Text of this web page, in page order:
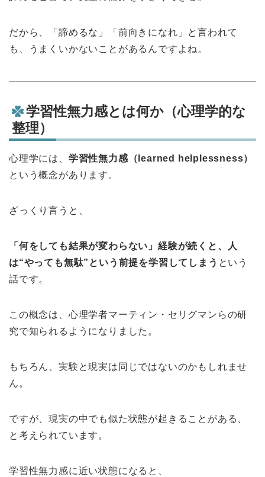
だから、「諦めるな」「前向きになれ」と言われて
も、うまくいかないことがあるんですよね。
学習性無力感とは何か（心理学的な
整理）
心理学には、 学習性無力感（learned helplessness）
という概念があります。
ざっくり言うと、
「何をしても結果が変わらない」経験が続くと、人
は“やっても無駄”という前提を学習してしまう という
話です。
この概念は、心理学者マーティン・セリグマンらの研
究で知られるようになりました。
もちろん、実験と現実は同じではないのかもしれませ
ん。
ですが、現実の中でも似た状態が起きることがある、
と考えられています。
学習性無力感に近い状態になると、